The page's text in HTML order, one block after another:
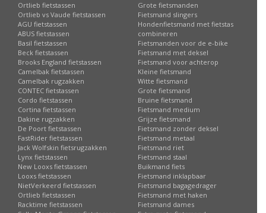
Ortlieb fietstassen
Ortlieb vs Vaude fietstassen
AGU fietstassen
ABUS fietstassen
Basil fietstassen
Beck fietstassen
Brooks England fietstassen
Camelbak fietstassen
Camelbak rugzakken
CONTEC fietstassen
Cordo fietstassen
Cortina fietstassen
Dakine rugzakken
De Poort fietstassen
FastRider fietstassen
Jack Wolfskin fietsrugzakken
Lynx fietstassen
New Looxs fietstassen
Looxs fietstassen
NietVerkeerd fietstassen
Ortlieb fietstassen
Racktime fietstassen
Grote fietsmanden
Fietsmand slingers
Hondenfietsmand met fietstas
combineren
Fietsmanden voor de e-bike
Fietsmand met deksel
Fietsmand voor achterop
Kleine fietsmand
Witte fietsmand
Grote fietsmand
Bruine fietsmand
Fietsmand medium
Grijze fietsmand
Fietsmand zonder deksel
Fietsmand metaal
Fietsmand riet
Fietsmand staal
Buikmand fiets
Fietsmand inklapbaar
Fietsmand bagagedrager
Fietsmand met haken
Fietsmand dames